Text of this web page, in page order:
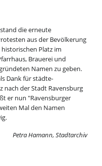
die erneute
aus der Bevölkerung
Platz im
Brauerei und
Namen zu geben.
Dank für städte­
nach der Stadt Ravensburg
er nun "Ravensburger
Mal den Namen
Petra Hamann, Stadtarchiv